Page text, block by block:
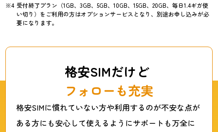
受付終了プラン（1GB、3GB、5GB、10GB、15GB、20GB、毎日1.4ギガ使
い切り）をご利用の方はオプションサービスとなり、別途お申し込みが必
要になります。
格安SIMだけど
フォローも充実
格安SIMに慣れていない方や利用するのが不安な点が
ある方にも安心して使えるようにサポートも万全に